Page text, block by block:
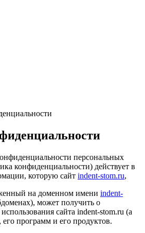
персональных
конфиденциальности) действует в
которую сайт indent-stom.ru,
на доменном имени indent-
может получить о
сайта indent-stom.ru (а
программ и его продуктов.